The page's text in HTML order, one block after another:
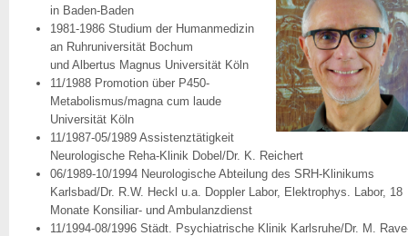
in Baden-Baden
1981-1986 Studium der Humanmedizin
an Ruhruniversität Bochum
und Albertus Magnus Universität Köln
11/1988 Promotion über P450-
Metabolismus/magna cum laude
Universität Köln
11/1987-05/1989 Assistenztätigkeit
Neurologische Reha-Klinik Dobel/Dr. K. Reichert
06/1989-10/1994 Neurologische Abteilung des SRH-Klinikums
Karlsbad/Dr. R.W. Heckl u.a. Doppler Labor, Elektrophys. Labor, 18
Monate Konsiliar- und Ambulanzdienst
11/1994-08/1996 Städt. Psychiatrische Klinik Karlsruhe/Dr. M.